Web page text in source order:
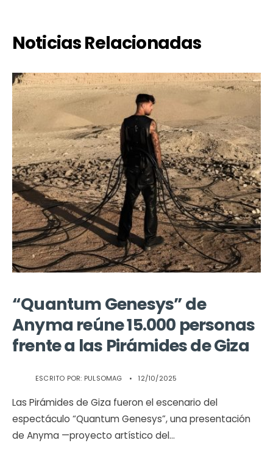
Noticias Relacionadas
“Quantum Genesys” de
Anyma reúne 15.000 personas
frente a las Pirámides de Giza
ESCRITO POR: PULSOMAG • 12/10/2025
Las Pirámides de Giza fueron el escenario del
espectáculo “Quantum Genesys”, una presentación
de Anyma —proyecto artístico del...